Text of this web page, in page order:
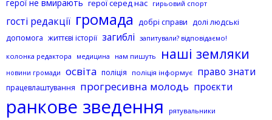
герої не вмирають герої серед нас гирьовий спорт
гості редакції громада добрі справи долі людські
допомога життєві історії загиблі запитували? відповідаємо!
колонка редактора
медицина нам пишуть наші земляки
новини громади освіта поліція поліція інформує право знати
працевлаштування прогресивна молодь проєкти
ранкове зведення рятувальники